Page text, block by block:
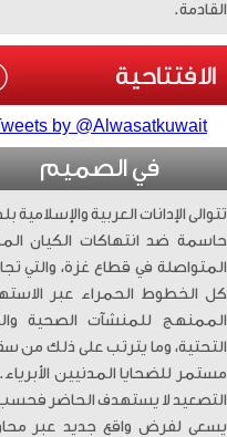
القادمة.
by @Alwasatkuwait
في الصميم
تتوالى الإدانات العربية والإسلامية
حاسمة ضد انتهاكات الكيان
المتواصلة في قطاع غزة، والتي
كل الخطوط الحمراء عبر
الممنهج للمنشآت الصحية
التحتية، وما يترتب على ذلك من
مستمر للضحايا المدنيين
التصعيد لا يستهدف الحاضر
يسعى لفرض واقع جديد عبر